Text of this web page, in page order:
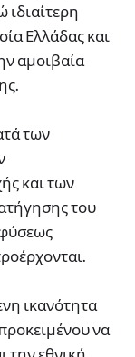
ιδιαίτερη
Ελλάδας και
αμοιβαία
των
και των
του
ικανότητα
να